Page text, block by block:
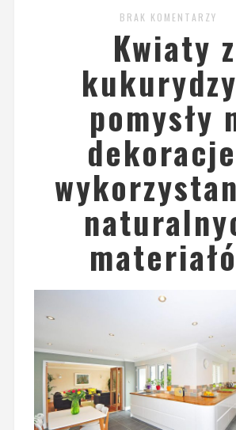
BRAK KOMENTARZY
Kwiaty z
pomysły